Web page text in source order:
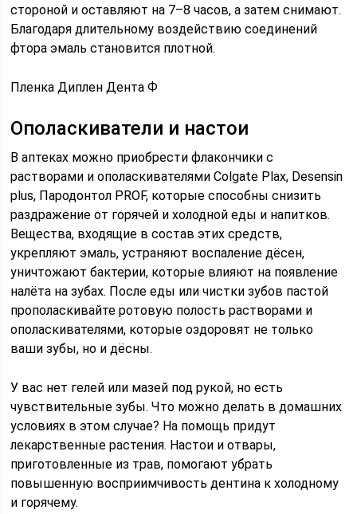
стороной и оставляют на 7–8 часов, а затем снимают.
Благодаря длительному воздействию соединений
фтора эмаль становится плотной.
Пленка Диплен Дента Ф
Ополаскиватели и настои
В аптеках можно приобрести флакончики с
растворами и ополаскивателями Colgate Plax, Desensin
plus, Пародонтол PROF, которые способны снизить
раздражение от горячей и холодной еды и напитков.
Вещества, входящие в состав этих средств,
укрепляют эмаль, устраняют воспаление дёсен,
уничтожают бактерии, которые влияют на появление
налёта на зубах. После еды или чистки зубов пастой
прополаскивайте ротовую полость растворами и
ополаскивателями, которые оздоровят не только
ваши зубы, но и дёсны.
У вас нет гелей или мазей под рукой, но есть
чувствительные зубы. Что можно делать в домашних
условиях в этом случае? На помощь придут
лекарственные растения. Настои и отвары,
приготовленные из трав, помогают убрать
повышенную восприимчивость дентина к холодному
и горячему.